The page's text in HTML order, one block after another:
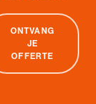
ONTVANG
JE
OFFERTE